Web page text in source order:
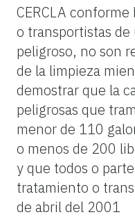
CERCLA
o transportistas
peligroso, no son
de la limpieza
demostrar que la
peligrosas que
menor de 110
o menos de 200
y que todos o
tratamiento o
de abril del 2001